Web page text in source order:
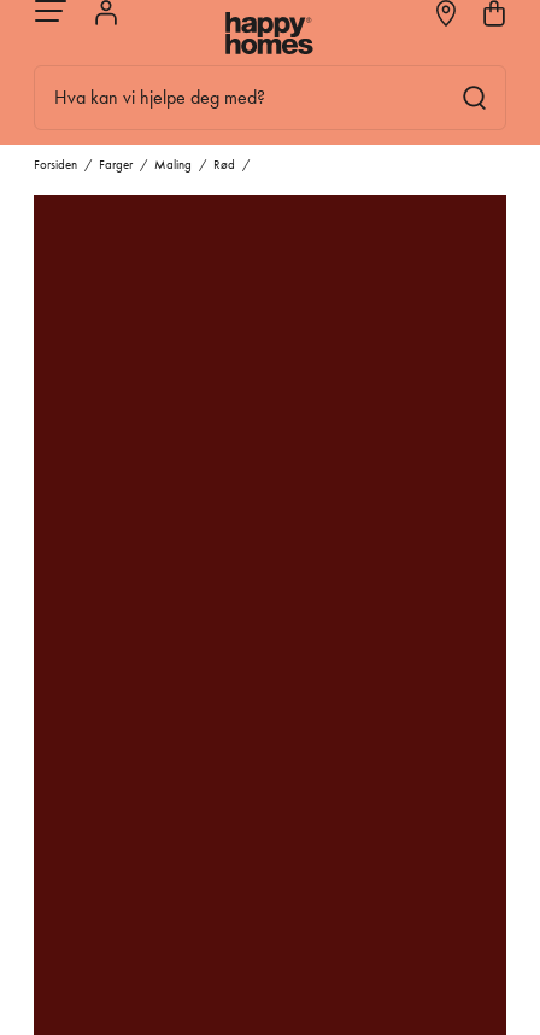
Hva kan vi hjelpe deg med?
Forsiden / Farger / Maling / Rød /